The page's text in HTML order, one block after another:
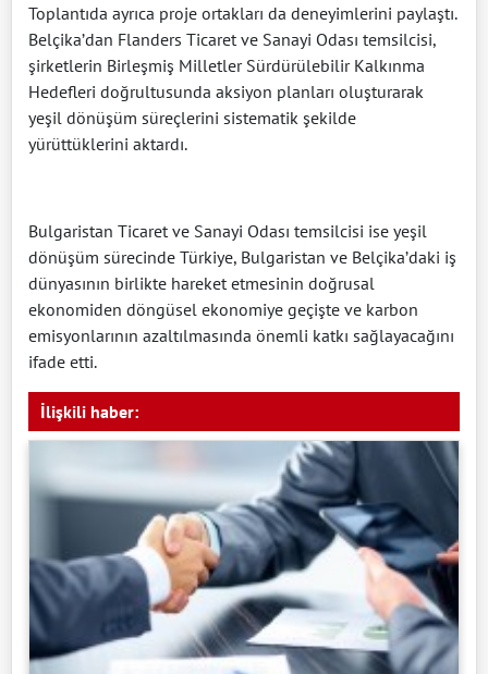
Toplantıda ayrıca proje ortakları da deneyimlerini paylaştı.
Belçika’dan Flanders Ticaret ve Sanayi Odası temsilcisi,
şirketlerin Birleşmiş Milletler Sürdürülebilir Kalkınma
Hedefleri doğrultusunda aksiyon planları oluşturarak
yeşil dönüşüm süreçlerini sistematik şekilde
yürüttüklerini aktardı.
Bulgaristan Ticaret ve Sanayi Odası temsilcisi ise yeşil
dönüşüm sürecinde Türkiye, Bulgaristan ve Belçika’daki iş
dünyasının birlikte hareket etmesinin doğrusal
ekonomiden döngüsel ekonomiye geçişte ve karbon
emisyonlarının azaltılmasında önemli katkı sağlayacağını
ifade etti.
İlişkili haber: